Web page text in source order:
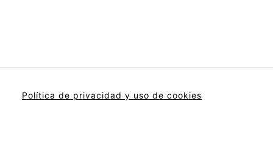
Política de privacidad y uso de cookies